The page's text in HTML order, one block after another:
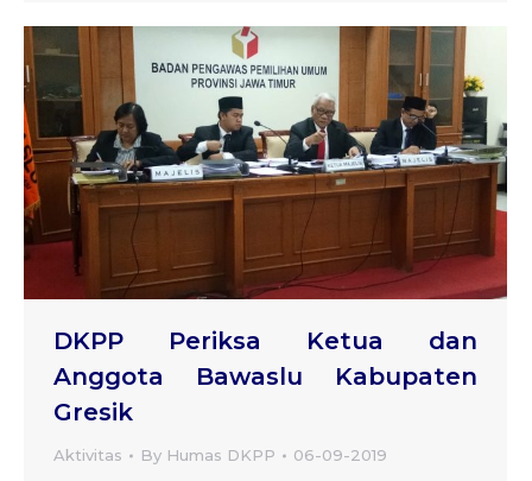
DKPP Periksa Ketua dan
Anggota Bawaslu Kabupaten
Gresik
Aktivitas By Humas DKPP 06-09-2019